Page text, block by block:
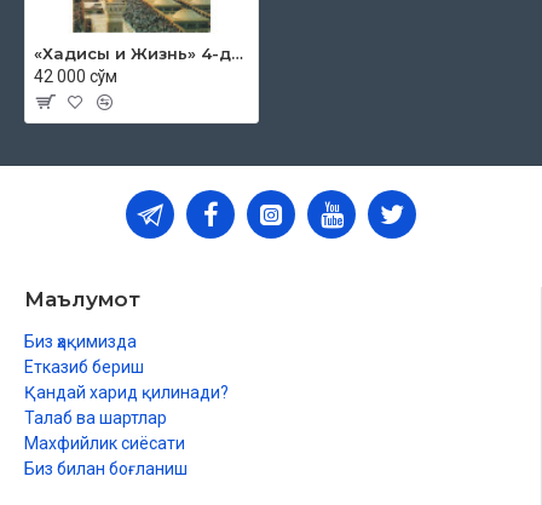
«Хадисы и Жизнь» 4-джуз. Чистота
42 000 сўм
Маълумот
Биз ҳақимизда
Етказиб бериш
Қандай харид қилинади?
Талаб ва шартлар
Махфийлик сиёсати
Биз билан боғланиш